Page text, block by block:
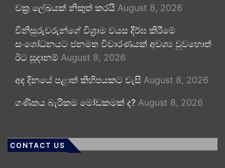
චක්‍ර ලේඛයක් නිකුත් කරයි August 8, 2026
විනිසුරුවරුන්ගේ විශ්‍රාම වයස දීර්ඝ කිරීමේ
සංශෝධනයට ජනමත විචාරණයක් අවශ්‍ය වුවහොත්
ඊට සූදානම් August 8, 2026
අද දිනයේ පළාත් කිහිපයකට වැසි August 8, 2026
ගණිතය බැරිකම මෝඩකමක් ද? August 8, 2026
CONTACT US